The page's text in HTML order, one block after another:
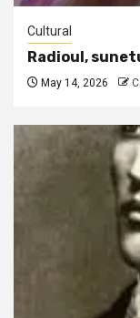
Cultural
Radioul,
May 14, 2026